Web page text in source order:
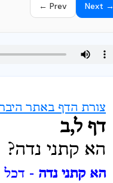
← Prev Next →
צורת הדף באתר
דף ל,ב
הא קתני נדה?
הא קתני נדה - דכל